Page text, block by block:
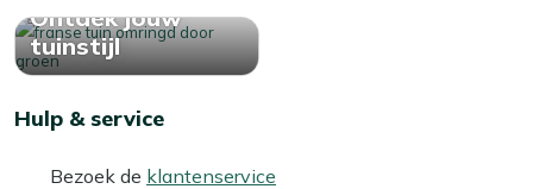
Ontdek jouw
tuinstijl
Hulp & service
Bezoek de klantenservice